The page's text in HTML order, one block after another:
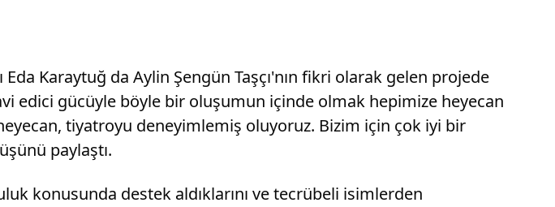
Karaytuğ da Aylin Şengün Taşçı'nın fikri olarak gelen projede
edici gücüyle böyle bir oluşumun içinde olmak hepimize heyecan
tiyatroyu deneyimlemiş oluyoruz. Bizim için çok iyi bir
paylaştı.
konusunda destek aldıklarını ve tecrübeli isimlerden